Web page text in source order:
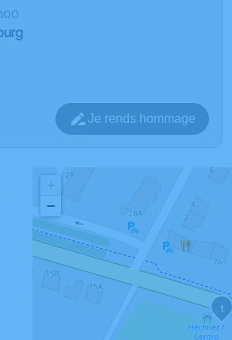
Je rends hommage
1
−